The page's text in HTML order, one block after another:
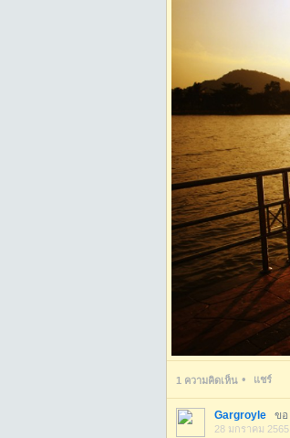
1 ความคิดเห็น• แชร์
Gargroyle ขอ
28 มกราคม